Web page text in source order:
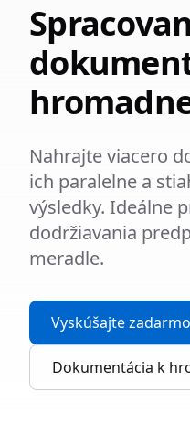
Nahrajte viacero
ich paralelne a
výsledky. Ideálne
dodržiavania
meradle.
Vyskúšajte zadarmo
Dokumentácia k